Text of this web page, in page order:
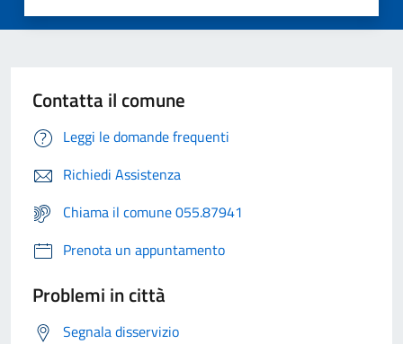
Contatta il comune
Leggi le domande frequenti
Richiedi Assistenza
Chiama il comune 055.87941
Prenota un appuntamento
Problemi in città
Segnala disservizio